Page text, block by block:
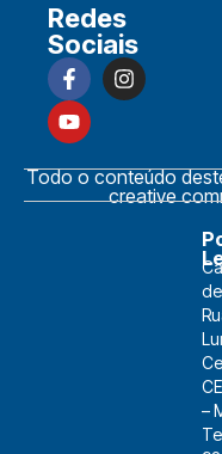
Redes
Sociais
Todo o conteúdo
creative
–